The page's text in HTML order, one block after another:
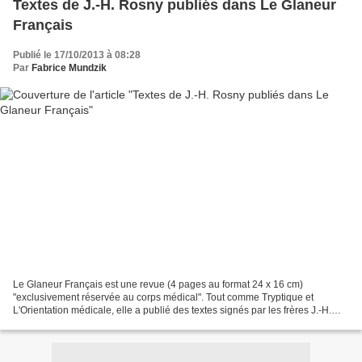
Textes de J.-H. Rosny publiés dans Le Glaneur
Français
Publié le 17/10/2013 à 08:28
Par Fabrice Mundzik
Le Glaneur Français est une revue (4 pages au format 24 x 16 cm)
"exclusivement réservée au corps médical". Tout comme Tryptique et
L'Orientation médicale, elle a publié des textes signés par les frères J.-H.